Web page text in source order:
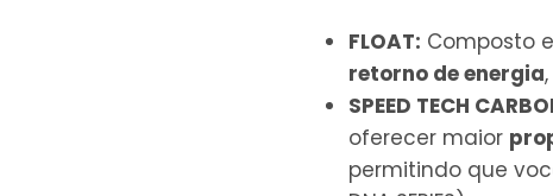
FLOAT: Composto
retorno de energia
SPEED TECH
oferecer maior
permitindo que